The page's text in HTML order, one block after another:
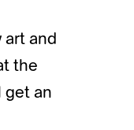
art and
the
get an